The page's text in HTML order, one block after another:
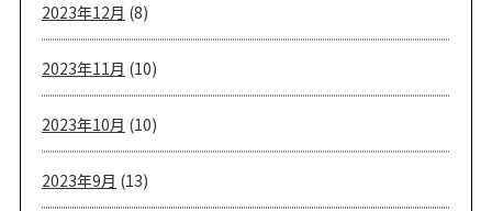
2023年12月 (8)
2023年11月 (10)
2023年10月 (10)
2023年9月 (13)